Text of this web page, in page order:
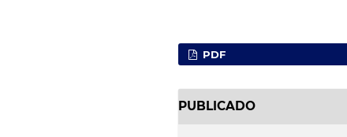
PDF
PUBLICADO